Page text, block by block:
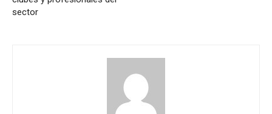
sector